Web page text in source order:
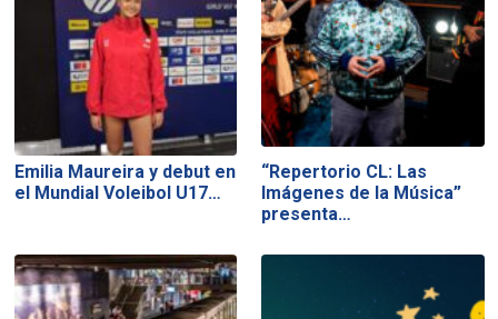
Emilia Maureira y debut en
el Mundial Voleibol U17…
“Repertorio CL: Las
Imágenes de la Música”
presenta…